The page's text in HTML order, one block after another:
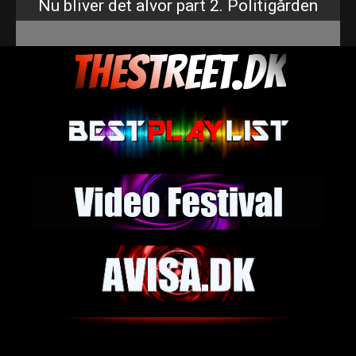
Nu bliver det alvor part 2. Politigården
THESTREET.DK